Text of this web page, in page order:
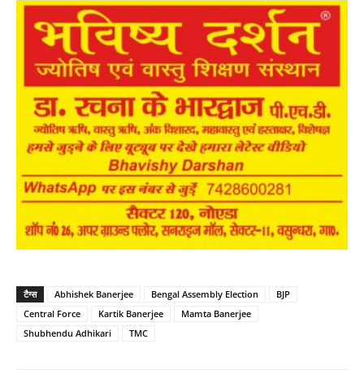
टैग्स Abhishek Banerjee Bengal Assembly Election
BJP
Central Force
Kartik Banerjee
Mamta Banerjee
Shubhendu Adhikari
TMC